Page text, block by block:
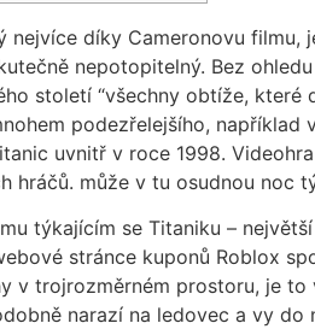
nejvíce díky Cameronovu
nepotopitelný. Bez
století “všechny obtíže,
podezřelejšího,
uvnitř v roce 1998.
hráčů. může v tu osudnou noc
týkajícím se Titaniku –
stránce kuponů Roblox
v trojrozměrném prostoru, je to
narazí na ledovec a vy